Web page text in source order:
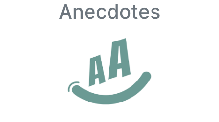
Anecdotes